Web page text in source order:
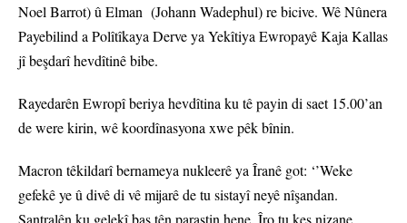
Noel Barrot) û Elman (Johann Wadephul) re bicive. Wê Nûnera
Payebilind a Polîtîkaya Derve ya Yekîtiya Ewropayê Kaja Kallas
jî beşdarî hevdîtinê bibe.
Rayedarên Ewropî beriya hevdîtina ku tê payin di saet 15.00’an
de were kirin, wê koordînasyona xwe pêk bînin.
Macron têkildarî bernameya nukleerê ya Îranê got: ‘’Weke
gefekê ye û divê di vê mijarê de tu sistayî neyê nîşandan.
Santralên ku gelekî baş tên parastin hene. Îro tu kes nizane